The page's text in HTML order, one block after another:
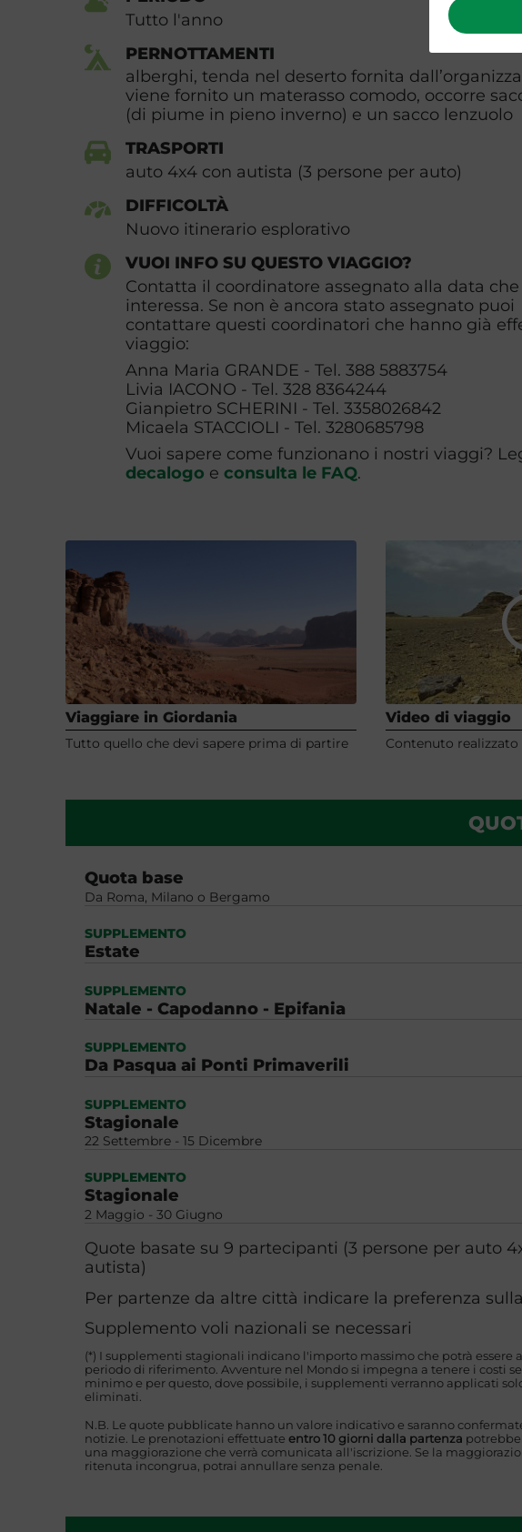
Tutto l'anno
PERNOTTAMENTI
alberghi, tenda nel deserto fornita
viene fornito un materasso comodo, occorre
(di piume in pieno inverno) e un sacco lenzuolo
TRASPORTI
auto 4x4 con autista (3 persone per auto)
DIFFICOLTÀ
Nuovo itinerario esplorativo
VUOI INFO SU QUESTO VIAGGIO?
Contatta il coordinatore assegnato alla data che
interessa. Se non è ancora stato assegnato puoi
contattare questi coordinatori che hanno già
viaggio:
Anna Maria GRANDE - Tel. 388 5883754
Livia IACONO - Tel. 328 8364244
Gianpietro SCHERINI - Tel. 3358026842
Micaela STACCIOLI - Tel. 3280685798
Vuoi sapere come funzionano i nostri viaggi?
decalogo e consulta le FAQ.
Viaggiare in Giordania
Tutto quello che devi sapere prima di partire
Video di viaggio
Contenuto
Quota base
Da Roma, Milano o Bergamo
SUPPLEMENTO
Estate
SUPPLEMENTO
Natale - Capodanno - Epifania
SUPPLEMENTO
Da Pasqua ai Ponti Primaverili
SUPPLEMENTO
Stagionale
22 Settembre - 15 Dicembre
SUPPLEMENTO
Stagionale
2 Maggio - 30 Giugno
Quote basate su 9 partecipanti (3 persone per auto
autista)
Per partenze da altre città indicare la preferenza
Supplemento voli nazionali se necessari
(*) I supplementi stagionali indicano l'importo massimo che potrà essere
periodo di riferimento. Avventure nel Mondo si impegna a tenere i costi
minimo e per questo, dove possibile, i supplementi verranno applicati
eliminati.
N.B. Le quote pubblicate hanno un valore indicativo e saranno
notizie. Le prenotazioni effettuate entro 10 giorni dalla partenza
una maggiorazione che verrà comunicata all'iscrizione. Se la
ritenuta incongrua, potrai annullare senza penale.